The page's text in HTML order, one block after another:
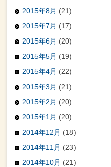
2015年8月 (21)
2015年7月 (17)
2015年6月 (20)
2015年5月 (19)
2015年4月 (22)
2015年3月 (21)
2015年2月 (20)
2015年1月 (20)
2014年12月 (18)
2014年11月 (23)
2014年10月 (21)